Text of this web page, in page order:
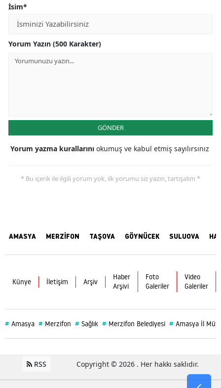
İsim*
Yorum Yazın (500 Karakter)
GÖNDER
Yorum yazma kurallarını okumuş ve kabul etmiş sayılırsınız
* Bu içerik ile ilgili yorum yok, ilk yorumu siz yazın, tartışalım *
AMASYA MERZİFON TAŞOVA GÖYNÜCEK SULUOVA
Künye İletişim Arşiv
Haber
Arşivi
Foto
Galeriler
Video
Galeriler
# Amasya # Merzifon # Sağlık # Merzifon Belediyesi # Amasya İl
RSS Copyright © 2026 . Her hakkı saklıdır.